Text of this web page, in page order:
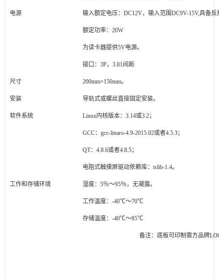
电源 输入额定电压：DC12V，输入范围DC9V-15V,具备反
额定功率：20W
为读卡器提供5V电源。
接口：3P，3.81间距
尺寸 200mm×150mm。
安装 导轨式或螺丝直接固定安装。
软件系统 Linux内核版本：3.14或3.2；
GCC： gcc-linaro-4.9-2015.02或者4.5.3；
QT：4.8.6或者4.8.5；
电阻式触摸屏驱动依赖库：tslib-1.4。
工作和存储环境 湿度：5％～95％，无凝露。
工作温度：-40℃～70℃
存储温度：-40℃～85℃
备注：底板可印制需方品牌